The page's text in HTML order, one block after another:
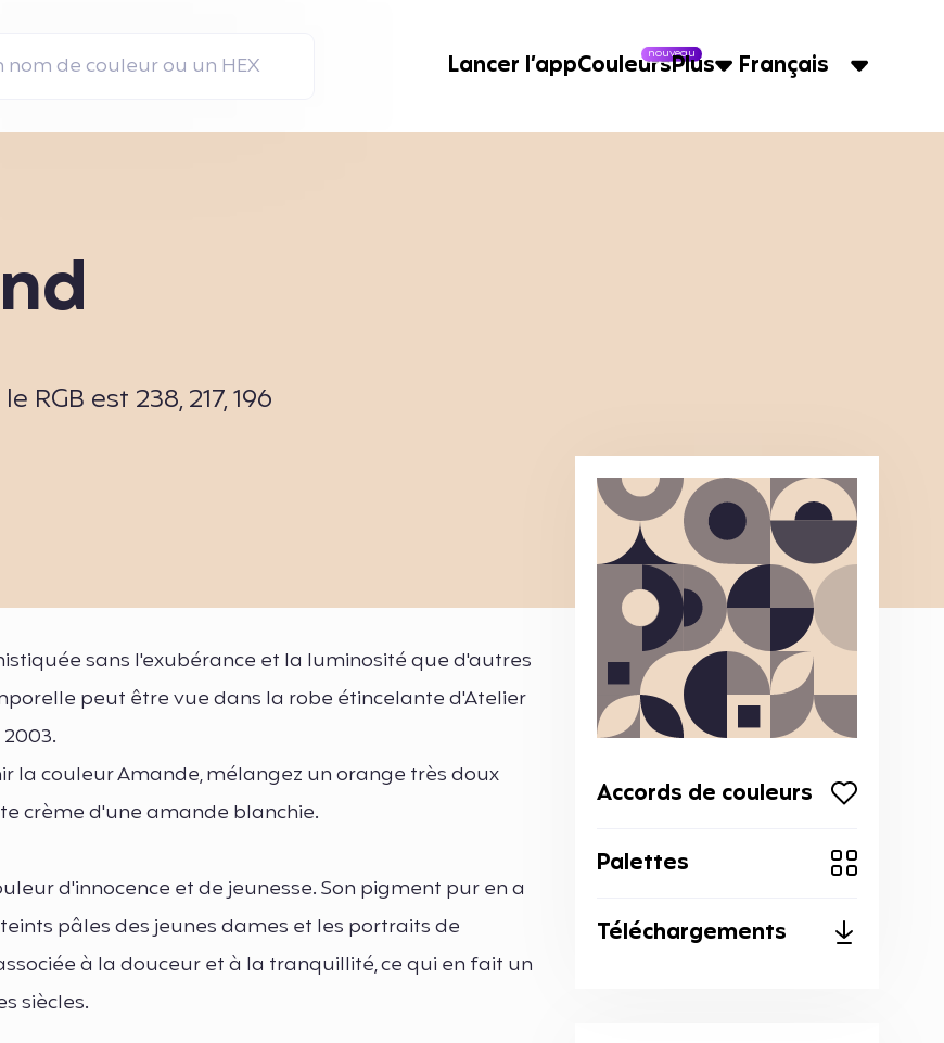
Lancer l’appCouleursnouveauPlus Français
RGB est 238, 217, 196
sans l'exubérance et la luminosité que d'autres
peut être vue dans la robe étincelante d'Atelier
la couleur Amande, mélangez un orange très doux
crème d'une amande blanchie.
d'innocence et de jeunesse. Son pigment pur en a
pâles des jeunes dames et les portraits de
à la douceur et à la tranquillité, ce qui en fait un
siècles.
Accords de couleurs
Palettes
Téléchargements